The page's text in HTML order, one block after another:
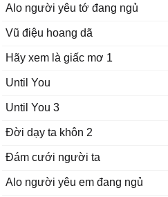
Alo người yêu tớ đang ngủ
Vũ điệu hoang dã
Hãy xem là giấc mơ 1
Until You
Until You 3
Đời dạy ta khôn 2
Đám cưới người ta
Alo người yêu em đang ngủ